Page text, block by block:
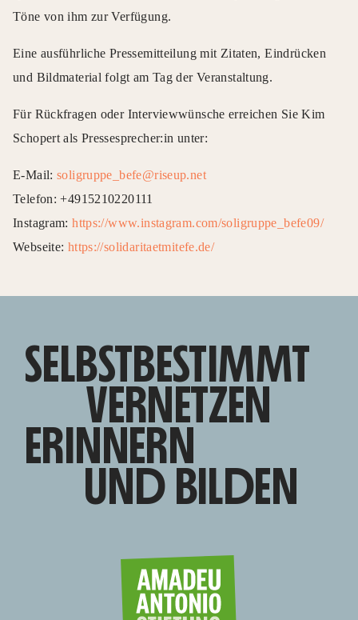
Töne von ihm zur Verfügung.
Eine ausführliche Pressemitteilung mit Zitaten, Eindrücken
und Bildmaterial folgt am Tag der Veranstaltung.
Für Rückfragen oder Interviewwünsche erreichen Sie Kim
Schopert als Pressesprecher:in unter:
E-Mail:soligruppe_befe@riseup.net
Telefon: +4915210220111
Instagram:https://www.instagram.com/soligruppe_befe09/
Webseite: https://solidaritaetmitefe.de/
SELBSTBESTIMMT
VERNETZEN
ERINNERN
UND BILDEN